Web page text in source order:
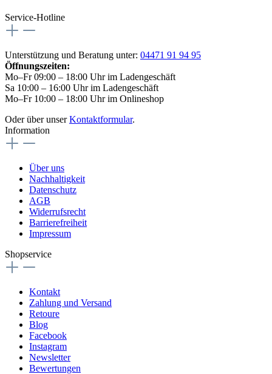
Service-Hotline
Unterstützung und Beratung unter: 04471 91 94 95
Öffnungszeiten:
Mo–Fr 09:00 – 18:00 Uhr im Ladengeschäft
Sa 10:00 – 16:00 Uhr im Ladengeschäft
Mo–Fr 10:00 – 18:00 Uhr im Onlineshop
Oder über unserKontaktformular.
Information
Über uns
Nachhaltigkeit
Datenschutz
AGB
Widerrufsrecht
Barrierefreiheit
Impressum
Shopservice
Kontakt
Zahlung und Versand
Retoure
Blog
Facebook
Instagram
Newsletter
Bewertungen